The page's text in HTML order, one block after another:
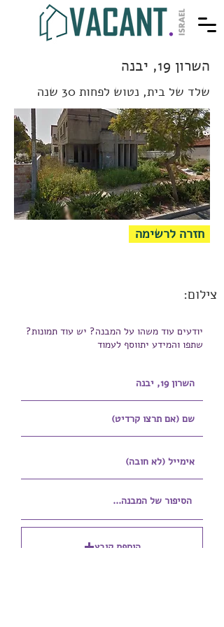
השרון 19, יבנה
שלד של בית, נטוש לפחות 30 שנה
חזרה לרשימה
צילום:
יודעים עוד משהו על המבנה? יש עוד תמונות?
שתפו והמידע יתווסף לעמוד
הוספת קובץ